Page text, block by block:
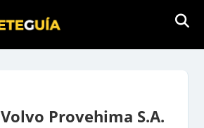
Volvo Provehima S.A.